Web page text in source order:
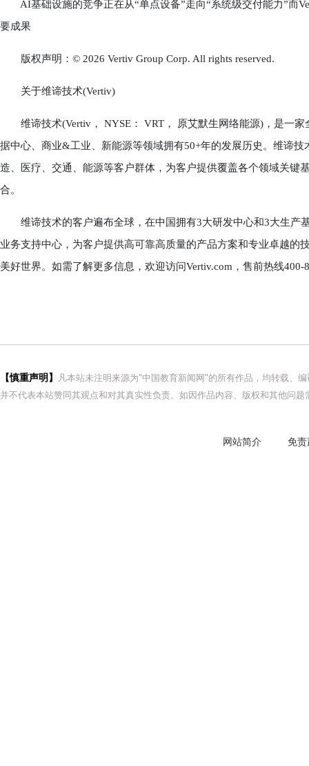
AI基础设施的竞争正在从“单点设备”走向“系统级交付能力”而
要成果
版权声明：© 2026 Vertiv Group Corp. All rights reserved.
关于维谛技术(Vertiv)
维谛技术(Vertiv， NYSE： VRT， 原艾默生网络能源)，是一家
据中心、商业&工业、新能源等领域拥有50+年的发展历史。维谛
造、医疗、交通、能源等客户群体，为客户提供覆盖各个领域关键
合。
维谛技术的客户遍布全球，在中国拥有3大研发中心和3大生产
业务支持中心，为客户提供高可靠高质量的产品方案和专业卓越
美好世界。如需了解更多信息，欢迎访问Vertiv.com，售前热线400-
【慎重声明】
凡本站未注明来源为"中国教育新闻网"的所有作品，均转载、
并不代表本站赞同其观点和对其真实性负责。如因作品内容、版权和其他问
网站简介 免责